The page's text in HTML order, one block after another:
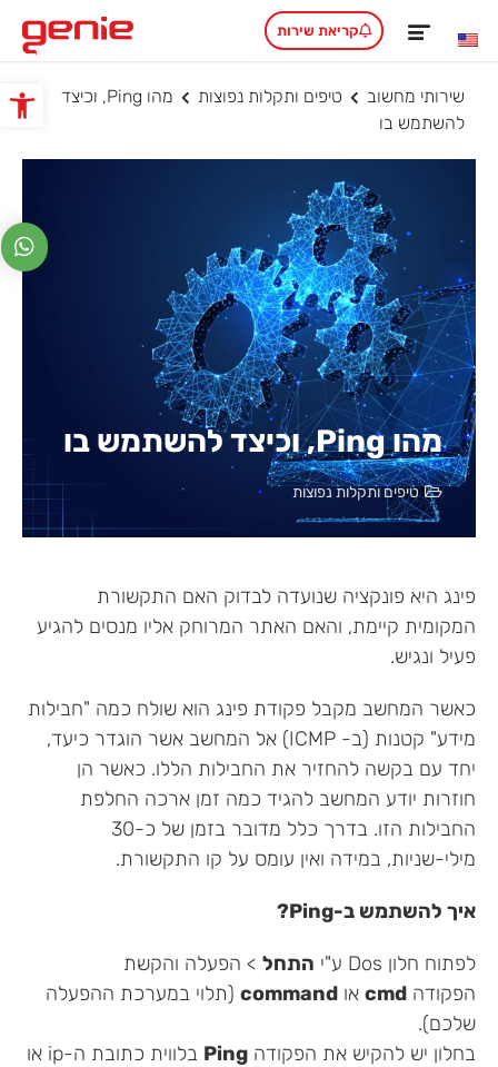
פתח
קריאת שירות
שירותי מחשוב טיפים ותקלות נפוצות
מהו Ping, וכיצד
להשתמש בו
מהו Ping, וכיצד להשתמש בו
טיפים ותקלות נפוצות
פינג היא פונקציה שנועדה לבדוק האם התקשורת
המקומית קיימת, והאם האתר המרוחק אליו מנסים להגיע
פעיל ונגיש.
כאשר המחשב מקבל פקודת פינג הוא שולח כמה "חבילות
מידע" קטנות (ב- ICMP) אל המחשב אשר הוגדר כיעד,
יחד עם בקשה להחזיר את החבילות הללו. כאשר הן
חוזרות יודע המחשב להגיד כמה זמן ארכה החלפת
החבילות הזו. בדרך כלל מדובר בזמן של כ-30
מילי-שניות, במידה ואין עומס על קו התקשורת.
איך להשתמש ב-Ping?
לפתוח חלון Dos ע"י התחל > הפעלה והקשת
הפקודה cmd או command (תלוי במערכת ההפעלה
שלכם).
בחלון יש להקיש את הפקודה Ping
בלווית כתובת ה-ip או